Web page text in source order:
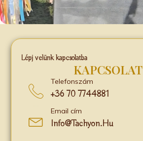
Lépj velünk kapcsolatba
KAPCSOLAT
Telefonszám
+36 70 7744881
Email cím
Info@tachyon.hu